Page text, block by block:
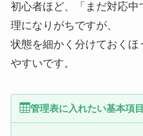
初心者ほど、「まだ対応中
理になりがちですが、
状態を細かく分けておくほ
やすいです。
管理表に入れたい基本項目